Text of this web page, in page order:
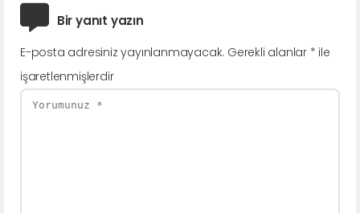
Bir yanıt yazın
E-posta adresiniz yayınlanmayacak. Gerekli alanlar * ile
işaretlenmişlerdir